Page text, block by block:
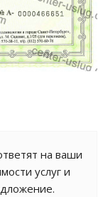
на ваши
услуг и